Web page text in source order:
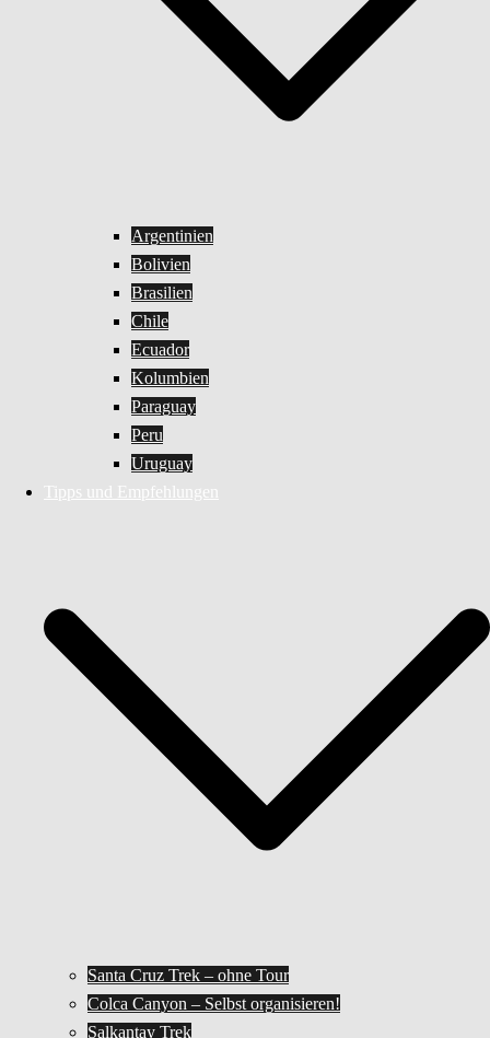
Argentinien
Bolivien
Brasilien
Chile
Ecuador
Kolumbien
Paraguay
Peru
Uruguay
Tipps und Empfehlungen
Santa Cruz Trek – ohne Tour
Colca Canyon – Selbst organisieren!
Salkantay Trek